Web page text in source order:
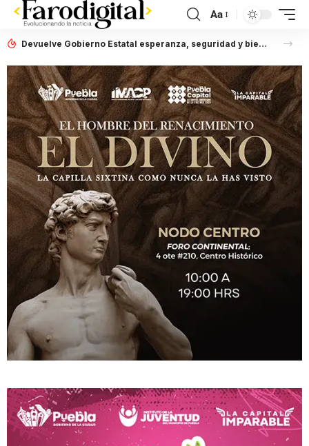
Aa
Devuelve Gobierno Estatal esperanza, seguridad y bienestar a mujeres de la periferia urbana